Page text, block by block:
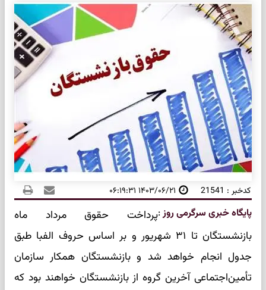
کدخبر : 21541 ۱۴۰۳/۰۶/۲۱ ۰۶:۱۹:۳۱
پایگاه خبری سرگرمی روز:پرداخت حقوق مرداد ماه
بازنشستگان تا ۳۱ شهریور و بر اساس حروف الفبا طبق
جدول انجام خواهد شد و بازنشستگان همکار سازمان
تأمین‌اجتماعی آخرین گروه از بازنشستگان خواهند بود که